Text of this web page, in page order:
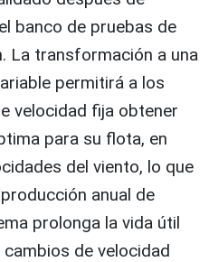
banco de pruebas de
La transformación a una
permitirá a los
velocidad fija obtener
para su flota, en
del viento, lo que
anual de
prolonga la vida útil
de velocidad